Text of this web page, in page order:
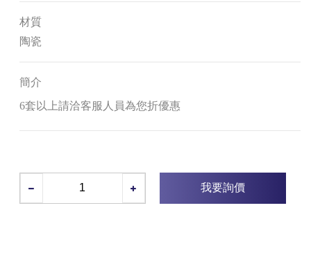
材質
陶瓷
簡介
6套以上請洽客服人員為您折優惠
我要詢價